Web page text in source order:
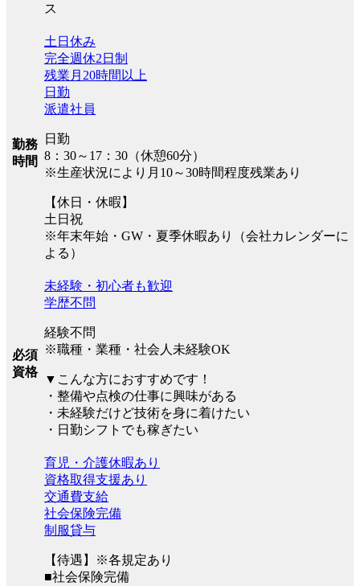
ス
勤務
時間
土日休み
完全週休2日制
残業月20時間以上
日勤
派遣社員
日勤
8：30～17：30（休憩60分）
※生産状況により月10～30時間程度残業あり
【休日・休暇】
土日祝
※年末年始・GW・夏季休暇あり（会社カレンダーに
よる）
必須
資格
未経験・初心者も歓迎
学歴不問
経験不問
※職種・業種・社会人未経験OK
▼こんな方におすすめです！
・整備や点検の仕事に興味がある
・未経験だけど技術を身に着けたい
・日勤シフトでも稼ぎたい
育児・介護休暇あり
資格取得支援あり
交通費支給
社会保険完備
制服貸与
【待遇】※各規定あり
■社会保険完備